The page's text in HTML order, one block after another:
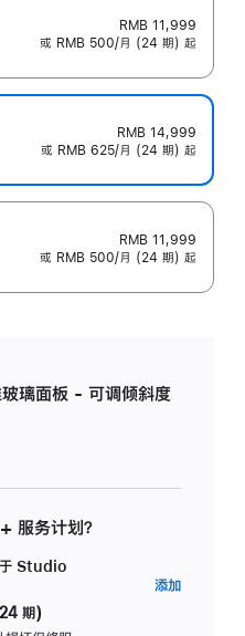
RMB 11,999
或 RMB 500/月 (24 期) 起
RMB 14,999
或 RMB 625/月 (24 期) 起
RMB 11,999
或 RMB 500/月 (24 期) 起
面板 - 可调倾斜度
服务计划？
Studio
期)
添加